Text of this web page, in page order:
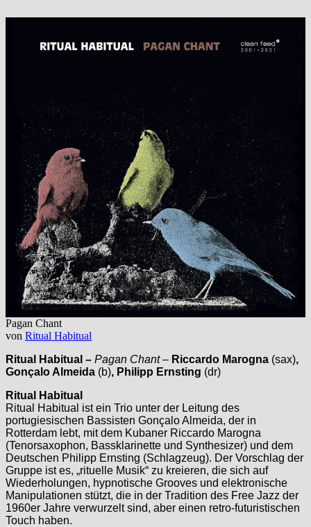
Pagan Chant
von Ritual Habitual
Ritual Habitual – Pagan Chant– Riccardo Marogna (sax),
Gonçalo Almeida (b), Philipp Ernsting (dr)
Ritual Habitual
Ritual Habitual ist ein Trio unter der Leitung des
portugiesischen Bassisten Gonçalo Almeida, der in
Rotterdam lebt, mit dem Kubaner Riccardo Marogna
(Tenorsaxophon, Bassklarinette und Synthesizer) und dem
Deutschen Philipp Ernsting (Schlagzeug). Der Vorschlag der
Gruppe ist es, „rituelle Musik“ zu kreieren, die sich auf
Wiederholungen, hypnotische Grooves und elektronische
Manipulationen stützt, die in der Tradition des Free Jazz der
1960er Jahre verwurzelt sind, aber einen retro-futuristischen
Touch haben.